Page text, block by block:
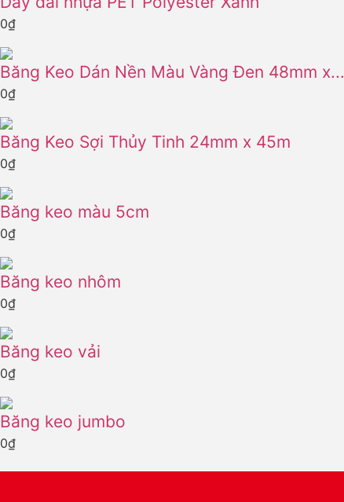
0₫
Băng Keo Dán Nền Màu Vàng Đen 48mm x...
0₫
Băng Keo Sợi Thủy Tinh 24mm x 45m
0₫
Băng keo màu 5cm
0₫
Băng keo nhôm
0₫
Băng keo vải
0₫
Băng keo jumbo
0₫